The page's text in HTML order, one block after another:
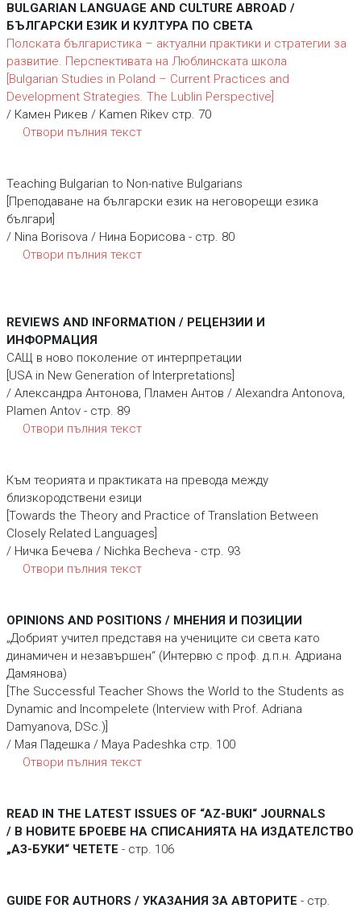
BULGARIAN LANGUAGE AND CULTURE ABROAD /
БЪЛГАРСКИ ЕЗИК И КУЛТУРА ПО СВЕТА
Полската българистика – актуални практики и стратегии за
развитие. Перспективата на Люблинската школа
[Bulgarian Studies in Poland – Current Practices and
Development Strategies. The Lublin Perspective]
/ Камен Рикев / Kamen Rikev стр. 70
Отвори пълния текст
Teaching Bulgarian to Non-native Bulgarians
[Преподаване на български език на неговорещи езика
българи]
/ Nina Borisova / Нина Борисова - стр. 80
Отвори пълния текст
REVIEWS AND INFORMATION / РЕЦЕНЗИИ И
ИНФОРМАЦИЯ
САЩ в ново поколение от интерпретации
[USA in New Generation of Interpretations]
/ Александра Антонова, Пламен Антов / Alexandra Antonova,
Plamen Antov - стр. 89
Отвори пълния текст
Към теорията и практиката на превода между
близкородствени езици
[Towards the Theory and Practice of Translation Between
Closely Related Languages]
/ Ничка Бечева / Nichka Becheva - стр. 93
Отвори пълния текст
OPINIONS AND POSITIONS / МНЕНИЯ И ПОЗИЦИИ
„Добрият учител представя на учениците си света като
динамичен и незавършен“ (Интервю с проф. д.п.н. Адриана
Дамянова)
[The Successful Teacher Shows the World to the Students as
Dynamic and Incompelete (Interview with Prof. Adriana
Damyanova, DSc.)]
/ Мая Падешка / Maya Padeshka стр. 100
Отвори пълния текст
READ IN THE LATEST ISSUES OF “AZ-BUKI“ JOURNALS
/ В НОВИТЕ БРОЕВЕ НА СПИСАНИЯТА НА ИЗДАТЕЛСТВО
„АЗ-БУКИ“ ЧЕТЕТЕ - стр. 106
GUIDE FOR AUTHORS / УКАЗАНИЯ ЗА АВТОРИТЕ - стр.